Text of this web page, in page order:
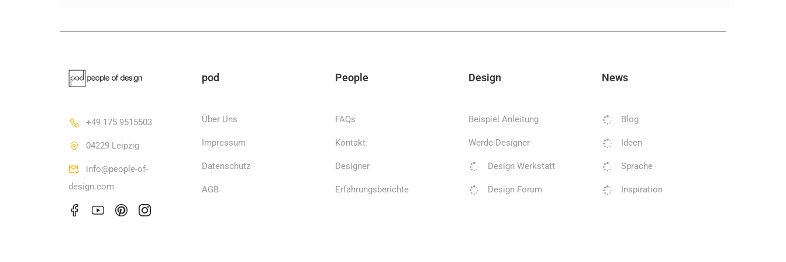
+49 175 9515503
04229 Leipzig
info@people-of-
design.com
pod
Über Uns
Impressum
Datenschutz
AGB
People
FAQs
Kontakt
Designer
Erfahrungsberichte
Design
Beispiel Anleitung
Werde Designer
Design Werkstatt
Design Forum
News
Blog
Ideen
Sprache
Inspiration